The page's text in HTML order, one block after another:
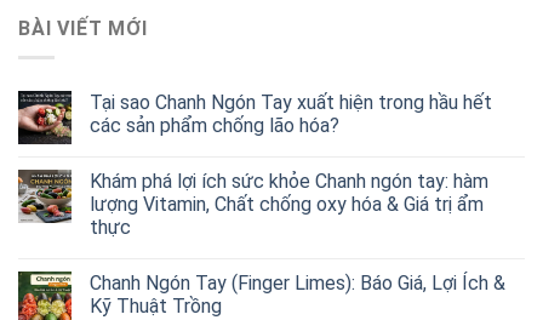
BÀI VIẾT MỚI
Tại sao Chanh Ngón Tay xuất hiện trong hầu hết
các sản phẩm chống lão hóa?
Khám phá lợi ích sức khỏe Chanh ngón tay: hàm
lượng Vitamin, Chất chống oxy hóa & Giá trị ẩm
thực
Chanh Ngón Tay (Finger Limes): Báo Giá, Lợi Ích &
Kỹ Thuật Trồng